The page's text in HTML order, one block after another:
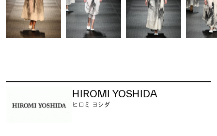
HIROMI YOSHIDA
ヒロミ ヨシダ